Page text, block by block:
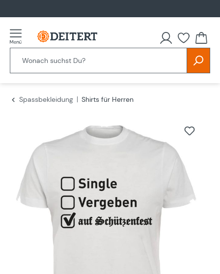
Spassbekleidung
Shirts für Herren